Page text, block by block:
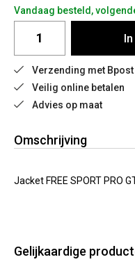
Vandaag besteld,
In
Verzending met Bpost
Veilig online betalen
Advies op maat
Omschrijving
Jacket FREE SPORT PRO
Gelijkaardige